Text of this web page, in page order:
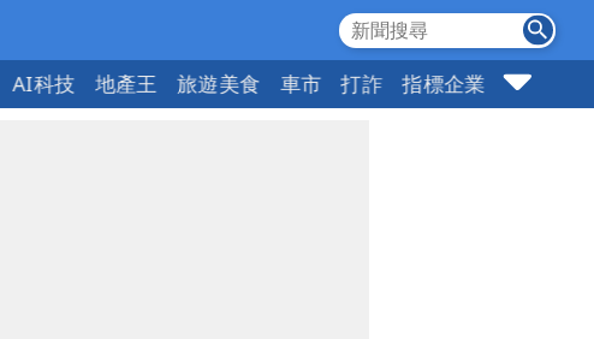
AI科技 地產王 旅遊美食 車市 打詐 指標企業 壹蘋頭家